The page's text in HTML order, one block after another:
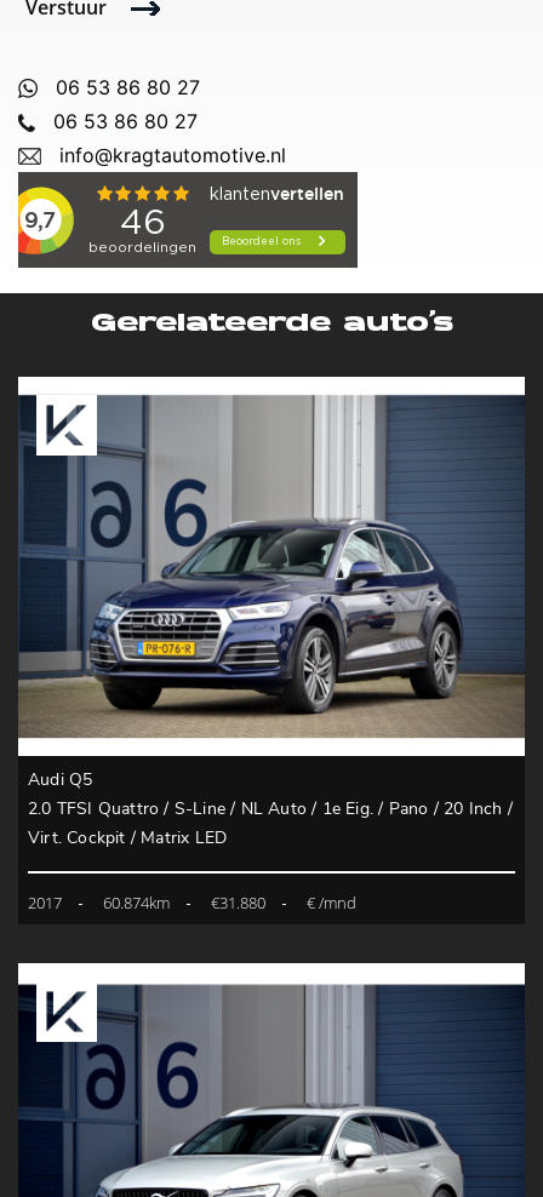
Verstuur
06 53 86 80 27
06 53 86 80 27
info@kragtautomotive.nl
Gerelateerde auto’s
Audi Q5
2.0 TFSI Quattro / S-Line / NL Auto / 1e Eig. / Pano / 20 Inch /
Virt. Cockpit / Matrix LED
2017 60.874km €31.880 € /mnd